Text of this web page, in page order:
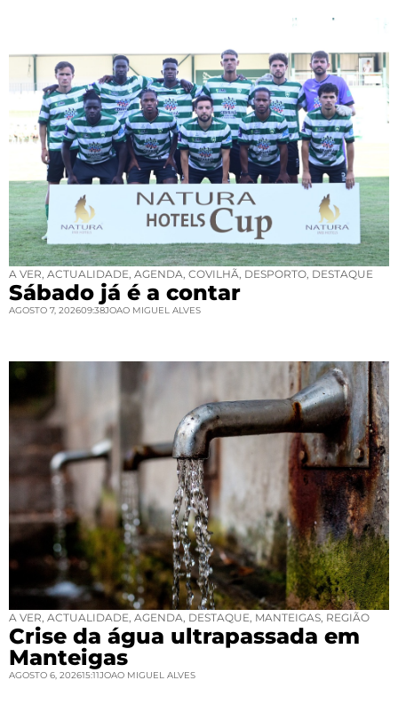
A VER ACTUALIDADE AGENDA COVILHÃ DESPORTO DESTAQUE
Sábado já é a contar
AGOSTO 7, 202609:38JOAO MIGUEL ALVES
A VER ACTUALIDADE AGENDA DESTAQUE MANTEIGAS REGIÃO
Crise da água ultrapassada em
Manteigas
AGOSTO 6, 202615:11JOAO MIGUEL ALVES